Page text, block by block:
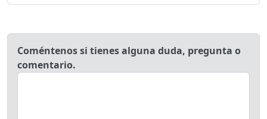
Coméntenos si tienes alguna duda, pregunta o
comentario.